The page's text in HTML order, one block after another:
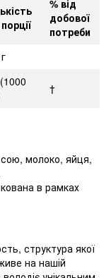
% від
добової
потреби
†
молоко, яйця,
в рамках
структура якої
на нашій